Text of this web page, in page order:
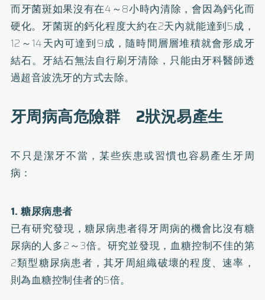
而牙菌斑如果沒有在4～8小時內清除，會因為鈣化而
硬化。牙菌斑的鈣化程度大約在2天內就能達到5成，
12～14天內可達到9成，隨時間層層堆積就會形成牙
結石。牙結石無法自行刷牙清除，只能由牙科醫師透
過超音波洗牙的方式去除。
牙周病高危險群 2狀況易產生
不只是潔牙不當，某些疾患或習慣也容易產生牙周
病：
1. 糖尿病患者
已有研究發現，糖尿病患者得牙周病的機會比沒有糖
尿病的人多2～3倍。研究並發現，血糖控制不佳的第
2類型糖尿病患者，其牙周組織破壞的程度、速率，
則為血糖控制佳者的5倍。